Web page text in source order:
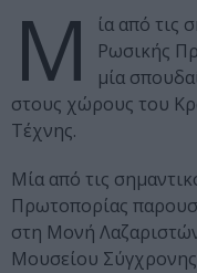
Μ
ία από τις
Ρωσικής
μία
στους χώρους του
Τέχνης.
Μία από τις
Πρωτοπορίας
στη Μονή
Μουσείου